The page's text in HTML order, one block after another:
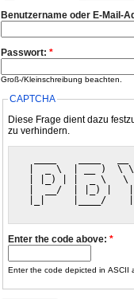
Benutzername oder E-Mail-
Passwort: *
Groß-/Kleinschreibung beachten.
CAPTCHA
Diese Frage dient dazu
zu verhindern.
|  _ \  | __ )  \
| |_) | |  _ \
|  __/  | |_) |
|_|     |____/
Enter the code above: *
Enter the code depicted in ASCII